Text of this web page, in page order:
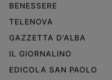
Registrati
BENESSERE
TELENOVA
GAZZETTA D'ALBA
IL GIORNALINO
EDICOLA SAN PAOLO